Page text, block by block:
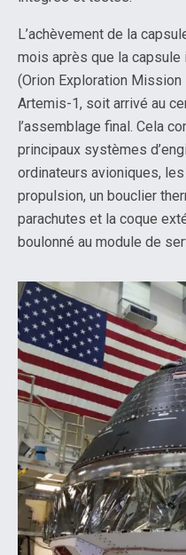
L’achèvement de la
mois après que la
(Orion Exploration Mission
Artemis-1, soit arrivé au
l’assemblage final. Cela
principaux systèmes
ordinateurs avioniques,
propulsion, un bouclier
parachutes et la coque
boulonné au module de